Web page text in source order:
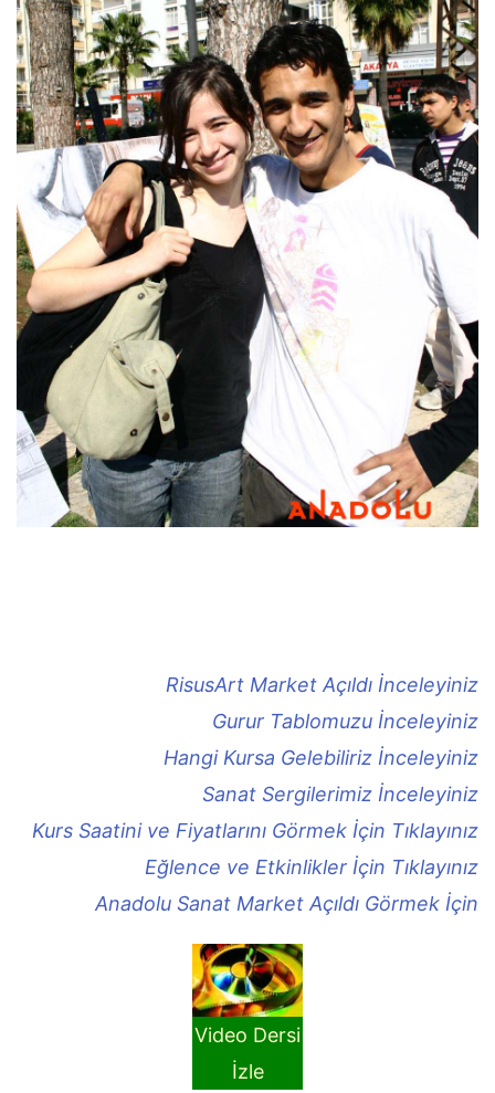
RisusArt Market Açıldı İnceleyiniz
Gurur Tablomuzu İnceleyiniz
Hangi Kursa Gelebiliriz İnceleyiniz
Sanat Sergilerimiz İnceleyiniz
Kurs Saatini ve Fiyatlarını Görmek İçin Tıklayınız
Eğlence ve Etkinlikler İçin Tıklayınız
Anadolu Sanat Market Açıldı Görmek İçin
Video Dersi
İzle